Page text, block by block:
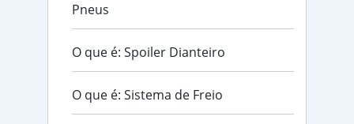
Pneus
O que é: Spoiler Dianteiro
O que é: Sistema de Freio